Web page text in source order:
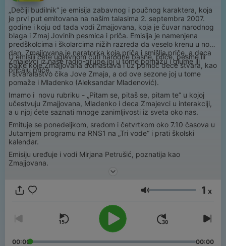
„Dečiji budilnik“ je emisija zabavnog i poučnog karaktera, koja
je prvi put emitovana na našim talasima 2. septembra 2007.
godine i koju od tada vodi Zmajjovana, koja je čuvar narodnog
blaga i Zmaj Jovinih pesmica i priča. Emisija je namenjena
predškolcima i školarcima nižih razreda da veselo krenu u novi
dan. Zmajjovana je naratorka koja priča i smišlja priče, a deca
Zmajevci iz naše radio-grupe joj u tome pomažu i glume ili
pričaju priče.
U emisiji ćete uglavnom čuti narodne basne, priče, pesme ili
bajke koje Zmajjovana domaštava i uz pomoć dece stvara, kao
i stvaralaštvo čika Jove Zmaja, a od ove sezone joj u tome
pomaže i Mladenko (Aleksandar Mladenović).
Imamo i novu rubriku - „Pitam se, pitaš se, pitam te“ u kojoj
učestvuju Zmajjovana, Mladenko i deca Zmajevci u interakciji,
a u njoj ćete saznati mnoge zanimljivosti iz sveta oko nas.
Emituje se ponedeljkom, sredom i četvrtkom oko 7.10 časova u
Jutarnjem programu na RNS1 na „Tri vode“ i prati školski
kalendar.
Emisiju uređuje i vodi Mirjana Petrušić, poznatija kao
Zmajjovana.
Volumen 1 x
00:00 00:00